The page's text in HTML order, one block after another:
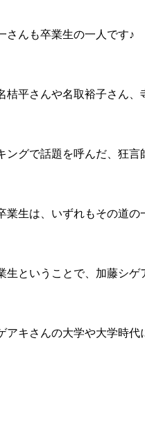
さんも卒業生の一人です♪
桔平さんや名取裕子さん、
ングで話題を呼んだ、狂
業生は、いずれもその道
生ということで、加藤シ
アキさんの大学や大学時代